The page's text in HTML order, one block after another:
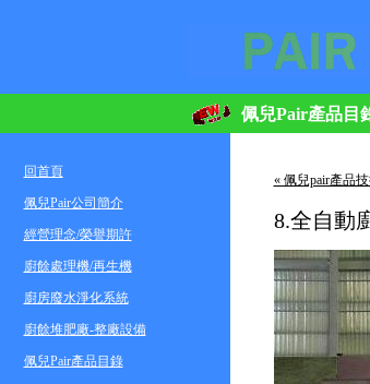
佩兒Pair產品目
回首頁
佩兒Pair公司簡介
經營理念/榮譽期許
廚餘處理機/再生機
廚房廢水淨化系統
廚餘堆肥廠-整廠設備
佩兒Pair產品目錄
« 佩兒pair產品
8.全自動